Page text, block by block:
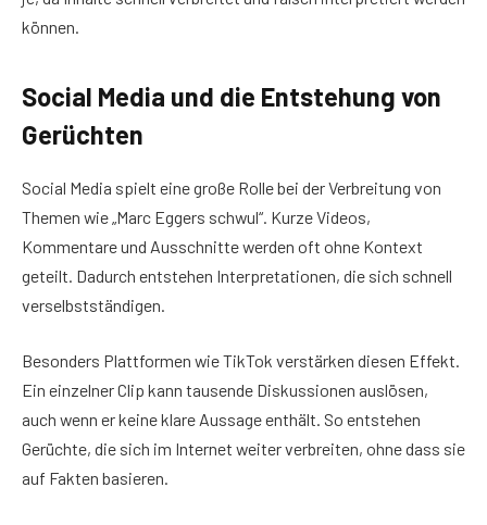
können.
Social Media und die Entstehung von
Gerüchten
Social Media spielt eine große Rolle bei der Verbreitung von
Themen wie „Marc Eggers schwul“. Kurze Videos,
Kommentare und Ausschnitte werden oft ohne Kontext
geteilt. Dadurch entstehen Interpretationen, die sich schnell
verselbstständigen.
Besonders Plattformen wie TikTok verstärken diesen Effekt.
Ein einzelner Clip kann tausende Diskussionen auslösen,
auch wenn er keine klare Aussage enthält. So entstehen
Gerüchte, die sich im Internet weiter verbreiten, ohne dass sie
auf Fakten basieren.